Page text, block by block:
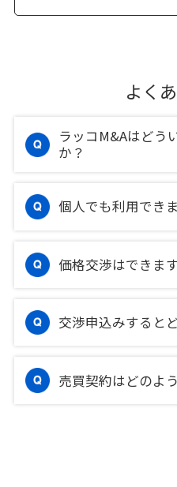
よく
ラッコM&Aはどう
か？
個人でも利用でき
価格交渉はできま
交渉申込みすると
売買契約はどのよ